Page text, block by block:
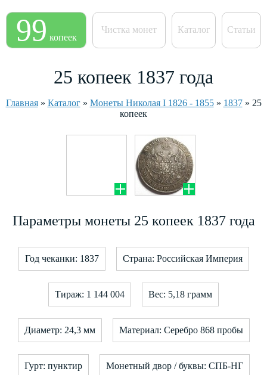
99 копеек
Чистка монет Каталог Статьи
25 копеек 1837 года
Главная» Каталог» Монеты Николая I 1826 - 1855» 1837» 25
копеек
Параметры монеты 25 копеек 1837 года
Год чеканки: 1837 Страна: Российская Империя
Тираж: 1 144 004 Вес: 5,18 грамм
Диаметр: 24,3 мм Материал: Серебро 868 пробы
Гурт: пунктир Монетный двор / буквы: СПБ-НГ